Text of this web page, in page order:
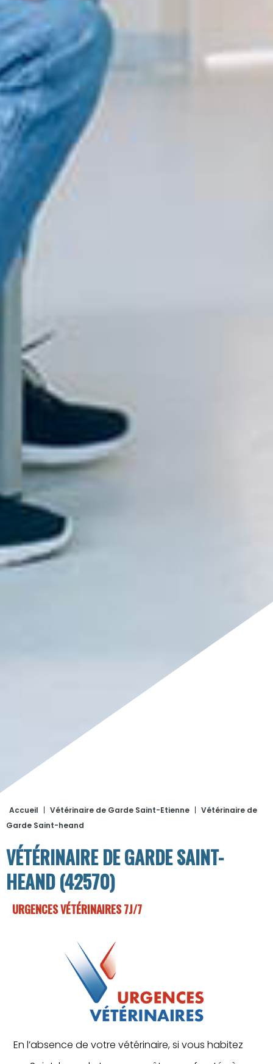
Accueil | Vétérinaire de Garde Saint-Etienne | Vétérinaire de
Garde Saint-heand
VÉTÉRINAIRE DE GARDE SAINT-
HEAND (42570)
URGENCES VÉTÉRINAIRES 7J/7
En l’absence de votre vétérinaire, si vous habitez